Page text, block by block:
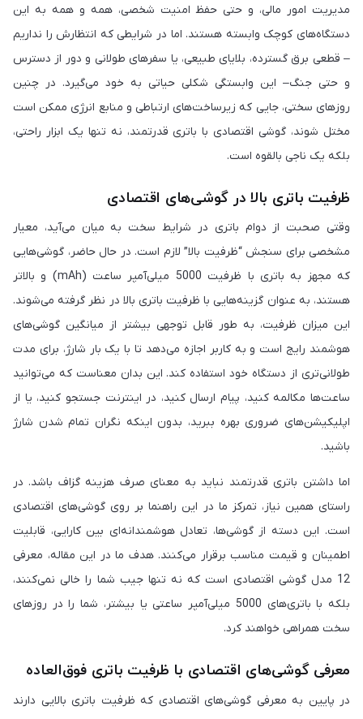
مدیریت امور مالی، و حتی حفظ امنیت شخصی، همه و همه به این
دستگاه‌های کوچک وابسته هستند. اما در شرایطی که انتظارش را نداریم
– قطعی برق گسترده، بلایای طبیعی، یا سفرهای طولانی و دور از دسترس
و حتی جنگ– این وابستگی شکلی حیاتی به خود می‌گیرد. در چنین
روزهای سختی، جایی که زیرساخت‌های ارتباطی و منابع انرژی ممکن است
مختل شوند، گوشی‌ اقتصادی با باتری قدرتمند، نه تنها یک ابزار راحتی،
بلکه یک ناجی بالقوه است.
ظرفیت باتری بالا در گوشی‌های اقتصادی
وقتی صحبت از دوام باتری در شرایط سخت به میان می‌آید، معیار
مشخصی برای سنجش “ظرفیت بالا” لازم است. در حال حاضر، گوشی‌هایی
که مجهز به باتری با ظرفیت 5000 میلی‌آمپر ساعت (mAh) و بالاتر
هستند، به عنوان گزینه‌هایی با ظرفیت باتری بالا در نظر گرفته می‌شوند.
این میزان ظرفیت، به طور قابل توجهی بیشتر از میانگین گوشی‌های
هوشمند رایج است و به کاربر اجازه می‌دهد تا با یک بار شارژ، برای مدت
طولانی‌تری از دستگاه خود استفاده کند. این بدان معناست که می‌توانید
ساعت‌ها مکالمه کنید، پیام ارسال کنید، در اینترنت جستجو کنید، یا از
اپلیکیشن‌های ضروری بهره ببرید، بدون اینکه نگران تمام شدن شارژ
باشید.
اما داشتن باتری قدرتمند نباید به معنای صرف هزینه گزاف باشد. در
راستای همین نیاز، تمرکز ما در این راهنما بر روی گوشی‌های اقتصادی
است. این دسته از گوشی‌ها، تعادل هوشمندانه‌ای بین کارایی، قابلیت
اطمینان و قیمت مناسب برقرار می‌کنند. هدف ما در این مقاله، معرفی
12 مدل گوشی اقتصادی است که نه تنها جیب شما را خالی نمی‌کنند،
بلکه با باتری‌های 5000 میلی‌آمپر ساعتی یا بیشتر، شما را در روزهای
سخت همراهی خواهند کرد.
معرفی گوشی‌های اقتصادی با ظرفیت باتری فوق‌العاده
در پایین به معرفی گوشی‌های اقتصادی که ظرفیت باتری بالایی دارند